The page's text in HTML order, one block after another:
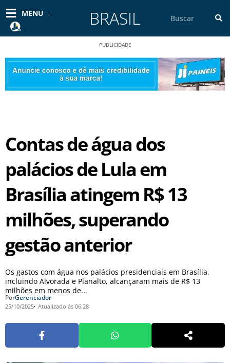
para
conteúdo
MENU BRASIL
PUBLICIDADE
Contas de água dos
palácios de Lula em
Brasília atingem R$ 13
milhões, superando
gestão anterior
Os gastos com água nos palácios presidenciais em Brasília,
incluindo Alvorada e Planalto, alcançaram mais de R$ 13
milhões em menos de...
PorGerenciador
25/10/2025 Atualizado às 06:28